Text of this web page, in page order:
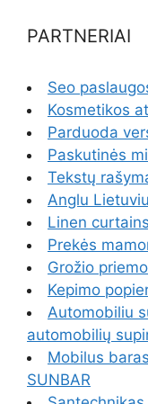
PARTNERIAI
Seo
Kosmetikos
Parduoda
Paskutinės
Tekstų
Anglu
Linen curtains
Prekės
Grožio
Kepimo
Automobiliu
automobilių
Mobilus
SUNBAR